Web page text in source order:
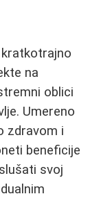
na
oblici
Umereno
zdravom i
beneficije
svoj